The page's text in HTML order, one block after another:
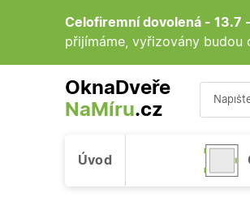
Celofiremní dovolená - 13.7
přijímáme, vyřizovány budou
OknaDveře
NaMíru.cz
Úvod